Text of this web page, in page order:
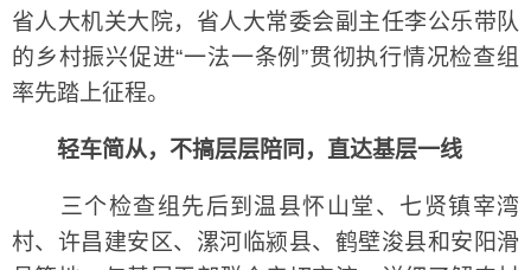
省人大机关大院，省人大常委会副主任李公乐带队
的乡村振兴促进“一法一条例”贯彻执行情况检查组
率先踏上征程。
轻车简从，不搞层层陪同，直达基层一线
三个检查组先后到温县怀山堂、七贤镇宰湾
村、许昌建安区、漯河临颍县、鹤壁浚县和安阳滑